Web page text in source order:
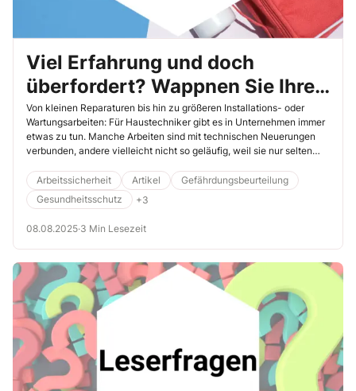
Viel Erfahrung und doch
überfordert? Wappnen Sie Ihre
Haustechniker für vielfältige
Arbeiten
Von kleinen Reparaturen bis hin zu größeren Installations- oder
Wartungsarbeiten: Für Haustechniker gibt es in Unternehmen immer
etwas zu tun. Manche Arbeiten sind mit technischen Neuerungen
verbunden, andere vielleicht nicht so geläufig, weil sie nur selten
Ihre Haustechniker stets auf die jeweils konkrete Tätigkeit
vorbereitet sein müssen.
Arbeitssicherheit Artikel
Gefährdungsbeurteilung
Gesundheitsschutz
+3
08.08.2025·3 Min Lesezeit